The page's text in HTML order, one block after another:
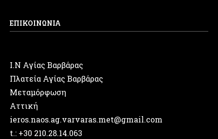
ΕΠΙΚΟΙΝΩΝΙΑ
Ι.Ν Αγίας Βαρβάρας
Πλατεία Αγίας Βαρβάρας
Μεταμόρφωση
Αττική
ieros.naos.ag.varvaras.met@gmail.com
t.: +30 210.28.14.063